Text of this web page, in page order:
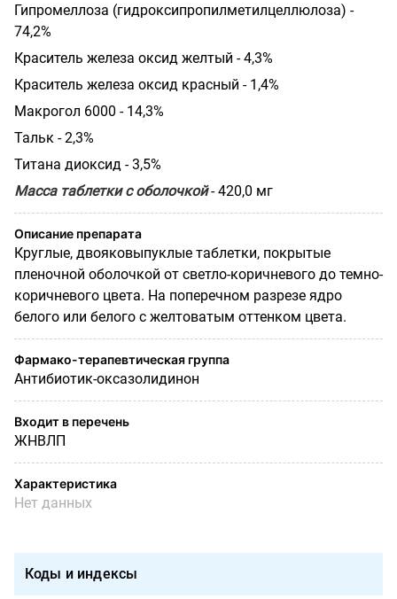
Гипромеллоза (гидроксипропилметилцеллюлоза) -
74,2%
Краситель железа оксид желтый - 4,3%
Краситель железа оксид красный - 1,4%
Макрогол 6000 - 14,3%
Тальк - 2,3%
Титана диоксид - 3,5%
Масса таблетки с оболочкой- 420,0 мг
Описание препарата
Круглые, двояковыпуклые таблетки, покрытые
пленочной оболочкой от светло-коричневого до темно-
коричневого цвета. На поперечном разрезе ядро
белого или белого с желтоватым оттенком цвета.
Фармако-терапевтическая группа
Антибиотик-оксазолидинон
Входит в перечень
ЖНВЛП
Характеристика
Нет данных
Коды и индексы